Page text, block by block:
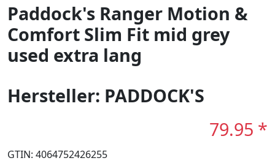
Paddock's Ranger Motion &
Comfort Slim Fit mid grey
used extra lang
Hersteller: PADDOCK'S
79.95 *
GTIN: 4064752426255